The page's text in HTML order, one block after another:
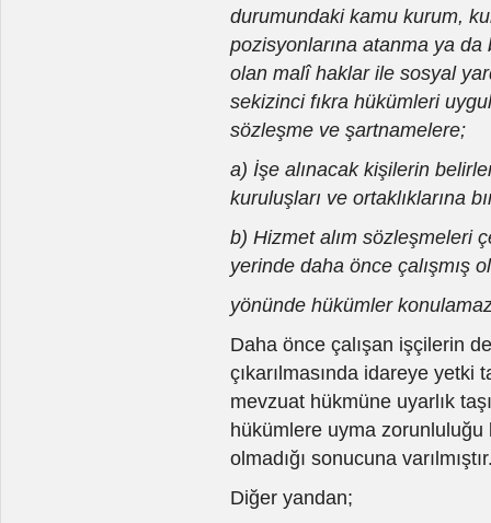
durumundaki kamu kurum,
pozisyonlarına atanma ya
olan malî haklar ile sosyal
sekizinci fıkra hükümleri
sözleşme ve şartnamelere;
a) İşe alınacak kişilerin
kuruluşları ve ortaklıklarına
b) Hizmet alım sözleşmeleri
yerinde daha önce çalışmış
yönünde hükümler
Daha önce çalışan işçilerin
çıkarılmasında idareye yetki
mevzuat hükmüne uyarlık
hükümlere uyma
olmadığı sonucuna
Diğer yandan;